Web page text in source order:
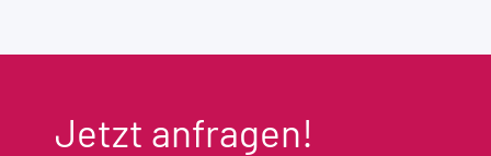
Jetzt anfragen!